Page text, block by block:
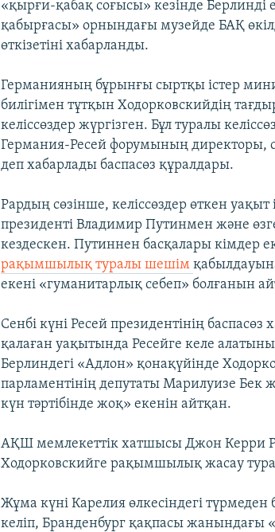
«қырғи-қабақ соғысы» кезінде Берлинді
қабырғасы» орнындағы музейде БАҚ
өткізетіні хабарланды.
Германияның бұрынғы сыртқы істер
билігімен тұтқын Ходорковскийдің
келіссөздер жүргізген. Бұл туралы
Германия-Ресей форумының директоры,
деп хабарлады баспасөз құралдары.
Рардың сөзінше, келіссөздер өткен
президенті Владимир Путинмен және
кездескен. Путиннен басқалары кімдер
рақымшылық туралы шешім
екені «гуманитарлық себеп» болғанын
Сенбі күні Ресей президентінің
қалаған уақытында Ресейге келе
Берлиндегі «Адлон» қонақүйінде
парламентінің депутаты Марилуизе Бек
күн тәртібінде жоқ» екенін айтқан.
АҚШ мемлекеттік хатшысы Джон Керри
Ходорковскийге рақымшылық жасау
Жұма күні Карелия өлкесіндегі
келіп, Бранденбург қақпасы жанындағы